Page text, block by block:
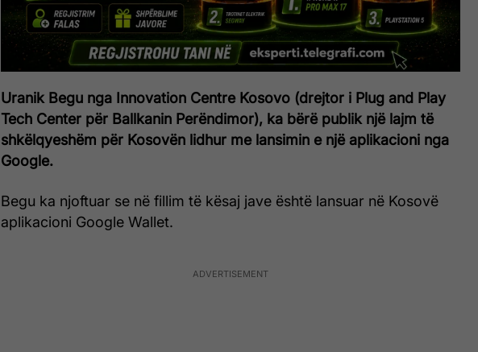
Uranik Begu nga Innovation Centre Kosovo (drejtor i Plug and Play
Tech Center për Ballkanin Perëndimor), ka bërë publik një lajm të
shkëlqyeshëm për Kosovën lidhur me lansimin e një aplikacioni nga
Google.
Begu ka njoftuar se në fillim të kësaj jave është lansuar në Kosovë
aplikacioni Google Wallet.